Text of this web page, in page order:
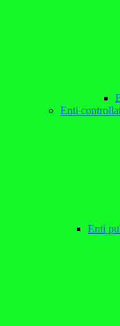
Enti
Enti